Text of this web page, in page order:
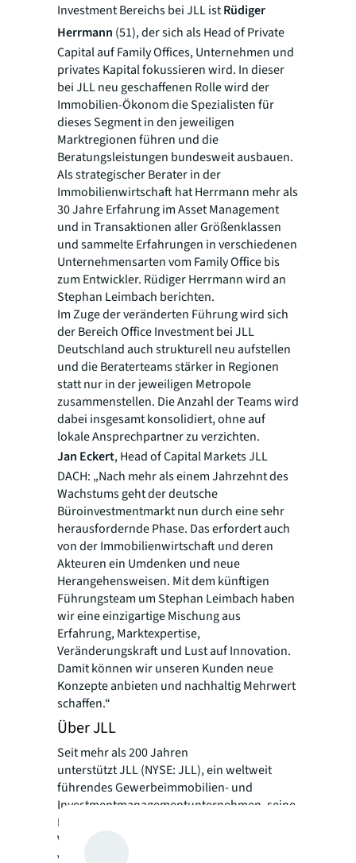
Investment Bereichs bei JLL istRüdiger
Herrmann (51), der sich als Head of Private
Capital auf Family Offices, Unternehmen und
privates Kapital fokussieren wird. In dieser
bei JLL neu geschaffenen Rolle wird der
Immobilien-Ökonom die Spezialisten für
dieses Segment in den jeweiligen
Marktregionen führen und die
Beratungsleistungen bundesweit ausbauen.
Als strategischer Berater in der
Immobilienwirtschaft hat Herrmann mehr als
30 Jahre Erfahrung im Asset Management
und in Transaktionen aller Größenklassen
und sammelte Erfahrungen in verschiedenen
Unternehmensarten vom Family Office bis
zum Entwickler. Rüdiger Herrmann wird an
Stephan Leimbach berichten.
Im Zuge der veränderten Führung wird sich
der Bereich Office Investment bei JLL
Deutschland auch strukturell neu aufstellen
und die Beraterteams stärker in Regionen
statt nur in der jeweiligen Metropole
zusammenstellen. Die Anzahl der Teams wird
dabei insgesamt konsolidiert, ohne auf
lokale Ansprechpartner zu verzichten.
Jan Eckert, Head of Capital Markets JLL
DACH: „Nach mehr als einem Jahrzehnt des
Wachstums geht der deutsche
Büroinvestmentmarkt nun durch eine sehr
herausfordernde Phase. Das erfordert auch
von der Immobilienwirtschaft und deren
Akteuren ein Umdenken und neue
Herangehensweisen. Mit dem künftigen
Führungsteam um Stephan Leimbach haben
wir eine einzigartige Mischung aus
Erfahrung, Marktexpertise,
Veränderungskraft und Lust auf Innovation.
Damit können wir unseren Kunden neue
Konzepte anbieten und nachhaltig Mehrwert
schaffen.“
Über JLL
Seit mehr als 200 Jahren
unterstützt JLL (NYSE: JLL), ein weltweit
führendes Gewerbeimmobilien- und
Investmentmanagementunternehmen, seine
Kunden beim Kauf, Bau, der Nutzung,
Verwaltung und Investition in eine Vielzahl
von Gewerbe-, Industrie-, Hotel-, Wohn- und